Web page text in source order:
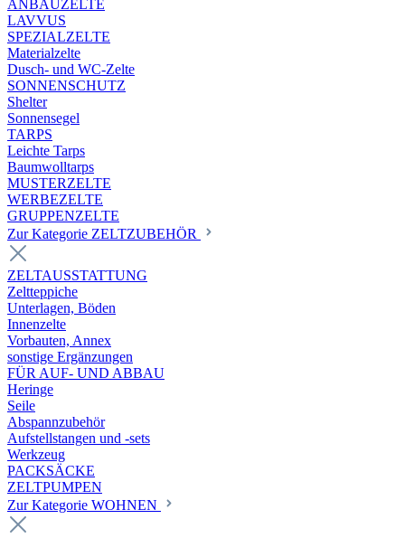
ANBAUZELTE
LAVVUS
SPEZIALZELTE
Materialzelte
Dusch- und WC-Zelte
SONNENSCHUTZ
Shelter
Sonnensegel
TARPS
Leichte Tarps
Baumwolltarps
MUSTERZELTE
WERBEZELTE
GRUPPENZELTE
Zur Kategorie ZELTZUBEHÖR
ZELTAUSSTATTUNG
Zeltteppiche
Unterlagen, Böden
Innenzelte
Vorbauten, Annex
sonstige Ergänzungen
FÜR AUF- UND ABBAU
Heringe
Seile
Abspannzubehör
Aufstellstangen und -sets
Werkzeug
PACKSÄCKE
ZELTPUMPEN
Zur Kategorie WOHNEN